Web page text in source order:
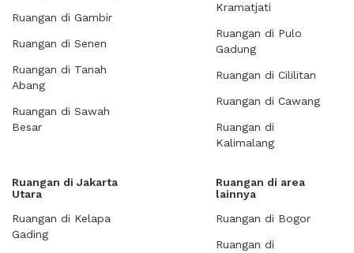
Ruangan di Gambir
Ruangan di Senen
Ruangan di Tanah
Abang
Ruangan di Sawah
Besar
Kramatjati
Ruangan di Pulo
Gadung
Ruangan di Cililitan
Ruangan di Cawang
Ruangan di
Kalimalang
Ruangan di Jakarta
Utara
Ruangan di Kelapa
Gading
Ruangan di area
lainnya
Ruangan di Bogor
Ruangan di